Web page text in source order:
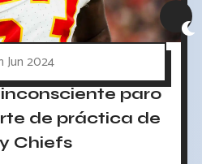
Jun 2024
paro
de práctica de
Chiefs